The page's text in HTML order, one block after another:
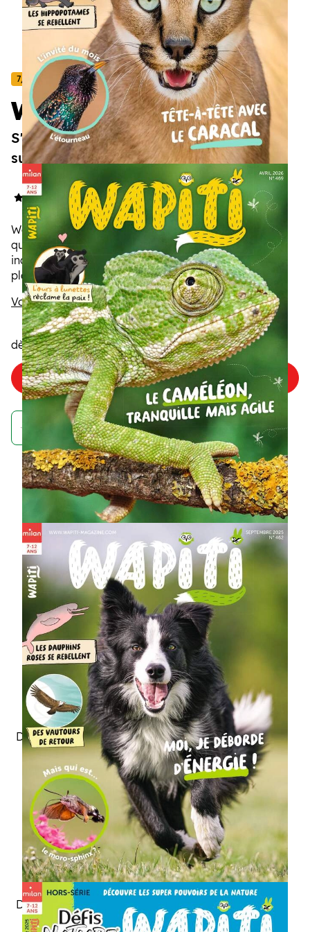
Wapiti
S'émerveiller des animaux, tout savoir
sur eux !
7/12 ans
4.9/5(73 avis)
Wapiti ouvre grand la fenêtre sur la vie sauvage : de
quoi nourrir la passion des animaux et devenir
incollable sur les espèces aux quatre coins de la
planète. Ses photos spectaculaires les dévoilent
comme vous ne les avez jamais vus.
Voir la description
dès 5,45€/numéro
Choisir mon offre
Achetez maintenant et recevez votre numéro d'août
À quoi ressemble un
abonnement au
magazine Wapiti ?
Un poster recto-verso
Des photos merveilleuses
Des documentaires
passionnants
Des cartes à collectionner